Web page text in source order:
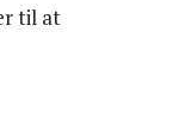
til at